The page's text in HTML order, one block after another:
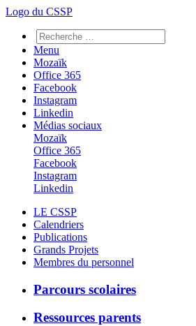
Logo du CSSP
Menu
Mozaïk
Office 365
Facebook
Instagram
Linkedin
Médias sociaux
Mozaïk
Office 365
Facebook
Instagram
Linkedin
LE CSSP
Calendriers
Publications
Grands Projets
Membres du personnel
Parcours scolaires
Ressources parents